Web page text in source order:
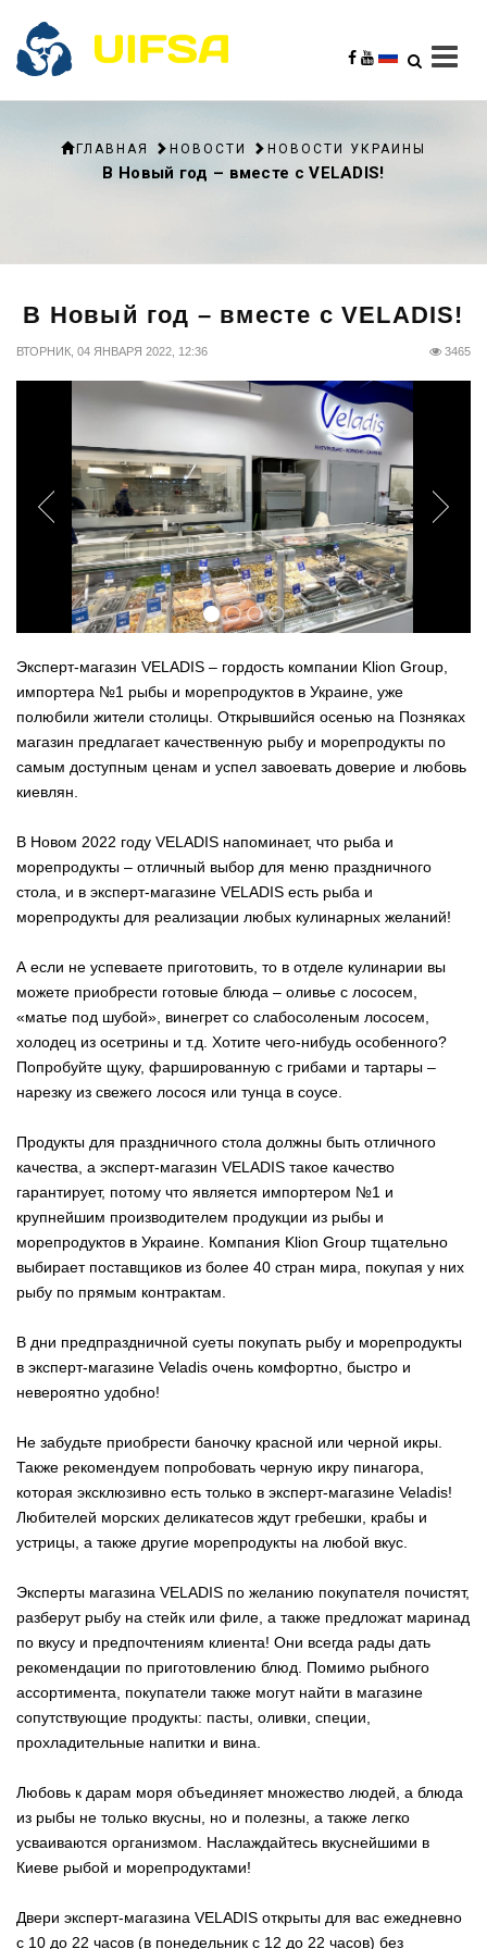
ГЛАВНАЯ НОВОСТИ НОВОСТИ УКРАИНЫ
В Новый год – вместе с VELADIS!
В Новый год – вместе с VELADIS!
ВТОРНИК, 04 ЯНВАРЯ 2022, 12:36 3465
Эксперт-магазин VELADIS – гордость компании Klion Group,
импортера №1 рыбы и морепродуктов в Украине, уже
полюбили жители столицы. Открывшийся осенью на Позняках
магазин предлагает качественную рыбу и морепродукты по
самым доступным ценам и успел завоевать доверие и любовь
киевлян.
В Новом 2022 году VELADIS напоминает, что рыба и
морепродукты – отличный выбор для меню праздничного
стола, и в эксперт-магазине VELADIS есть рыба и
морепродукты для реализации любых кулинарных желаний!
А если не успеваете приготовить, то в отделе кулинарии вы
можете приобрести готовые блюда – оливье с лососем,
«матье под шубой», винегрет со слабосоленым лососем,
холодец из осетрины и т.д. Хотите чего-нибудь особенного?
Попробуйте щуку, фаршированную с грибами и тартары –
нарезку из свежего лосося или тунца в соусе.
Продукты для праздничного стола должны быть отличного
качества, а эксперт-магазин VELADIS такое качество
гарантирует, потому что является импортером №1 и
крупнейшим производителем продукции из рыбы и
морепродуктов в Украине. Компания Klion Group тщательно
выбирает поставщиков из более 40 стран мира, покупая у них
рыбу по прямым контрактам.
В дни предпраздничной суеты покупать рыбу и морепродукты
в эксперт-магазине Veladis очень комфортно, быстро и
невероятно удобно!
Не забудьте приобрести баночку красной или черной икры.
Также рекомендуем попробовать черную икру пинагора,
которая эксклюзивно есть только в эксперт-магазине Veladis!
Любителей морских деликатесов ждут гребешки, крабы и
устрицы, а также другие морепродукты на любой вкус.
Эксперты магазина VELADIS по желанию покупателя почистят,
разберут рыбу на стейк или филе, а также предложат маринад
по вкусу и предпочтениям клиента! Они всегда рады дать
рекомендации по приготовлению блюд. Помимо рыбного
ассортимента, покупатели также могут найти в магазине
сопутствующие продукты: пасты, оливки, специи,
прохладительные напитки и вина.
Любовь к дарам моря объединяет множество людей, а блюда
из рыбы не только вкусны, но и полезны, а также легко
усваиваются организмом. Наслаждайтесь вкуснейшими в
Киеве рыбой и морепродуктами!
Двери эксперт-магазина VELADIS открыты для вас ежедневно
с 10 до 22 часов (в понедельник с 12 до 22 часов) без